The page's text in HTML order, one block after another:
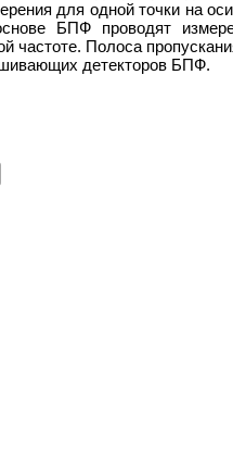
для одной точки на
БПФ проводят
частоте. Полоса
детекторов БПФ.